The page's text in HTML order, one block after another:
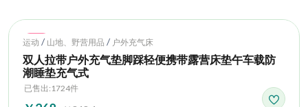
Hot
运动 / 山地、野营用品 / 户外充气床
双人拉带户外充气垫脚踩轻便携带露营床垫午车载防
潮睡垫充气式
已售出:1724件